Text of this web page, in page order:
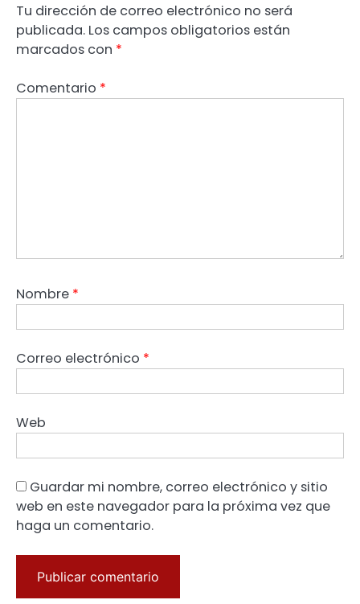
Tu dirección de correo electrónico no será
publicada. Los campos obligatorios están
marcados con *
Comentario *
Nombre *
Correo electrónico *
Web
Guardar mi nombre, correo electrónico y sitio
web en este navegador para la próxima vez que
haga un comentario.